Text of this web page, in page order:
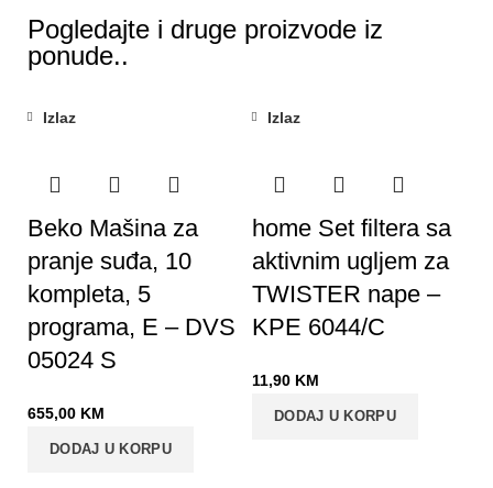
Pogledajte i druge proizvode iz
ponude..
Izlaz
Beko Mašina za
pranje suđa, 10
kompleta, 5
programa, E – DVS
05024 S
655,00 KM
DODAJ U KORPU
Izlaz
home Set filtera sa
aktivnim ugljem za
TWISTER nape –
KPE 6044/C
11,90 KM
DODAJ U KORPU